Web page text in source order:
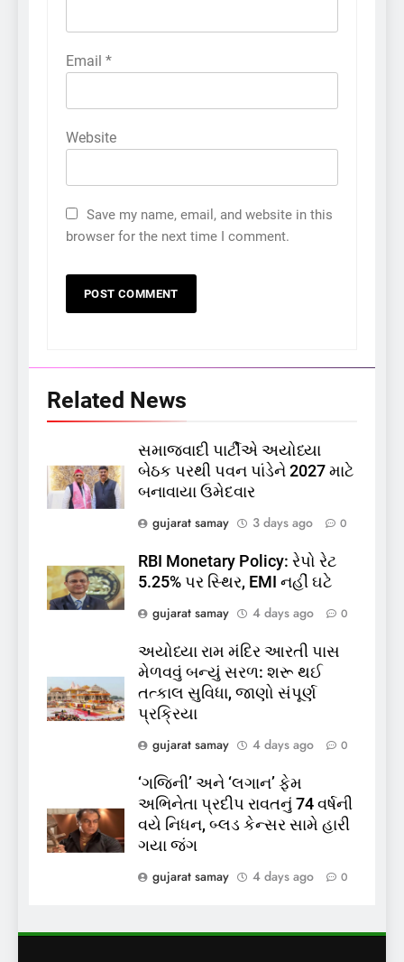
Email *
Website
Save my name, email, and website in this
browser for the next time I comment.
Related News
સમાજવાદી પાર્ટીએ અયોધ્યા
બેઠક પરથી પવન પાંડેને 2027 માટે
બનાવાયા ઉમેદવાર
gujarat samay
3 days ago 0
RBI Monetary Policy: રેપો રેટ
5.25% પર સ્થિર, EMI નહીં ઘટે
gujarat samay
4 days ago 0
અયોધ્યા રામ મંદિર આરતી પાસ
મેળવવું બન્યું સરળ: શરૂ થઈ
તત્કાલ સુવિધા, જાણો સંપૂર્ણ
પ્રક્રિયા
gujarat samay
4 days ago 0
‘ગજિની’ અને ‘લગાન’ ફેમ
અભિનેતા પ્રદીપ રાવતનું 74 વર્ષની
વયે નિધન, બ્લડ કેન્સર સામે હારી
ગયા જંગ
gujarat samay
4 days ago 0
કોડીનારના છારા દરિયાકાંઠે પાંચ
કિશોરો ડૂબ્યા, 3નો બચાવ, 2
લાપતા
GUJARAT TOP NEWS
6
પાસપોર્ટ વેરિફિકેશન માટે હવે
પોલીસ સ્ટેશનના ધક્કામાંથી
પ્રક્રિયા બની સરળ
GUJARAT TOP NEWS
7
રાજ્યસભામાં ‘જન્મ અને મૃત્યુ
પાસ, વિપક્ષનો ઉગ્ર હોબાળો
8
શું તમારું મધ કે ઘી ખરેખર શુદ્ધ
છે? FSSAIએ ડાબરના દાવાઓની
પોલ ખોલી, મૂક્યો પ્રતિબંધ
INDIA TOP NEWS